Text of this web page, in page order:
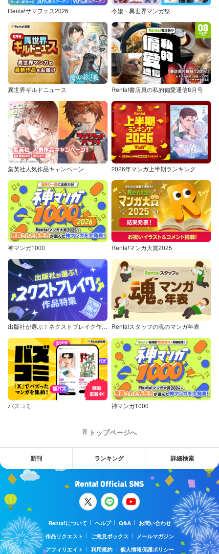
Renta!サマフェス2026 令嬢・異世界マンガ祭
異世界ギルドニュース Renta!書店員の私的偏愛通信8月号
集英社人気作品キャンペーン 2026年マンガ上半期ランキング
神マンガ1000 Renta!マンガ大賞2025
出版社が選ぶ！ネクストブレイク作品特集 Renta!スタッフの魂のマンガ年表
バズコミ 神マンガ1000
トップページへ
新刊 ランキング 詳細検索
Renta!について ヘルプ Q&A
お問い合わせ
作品リクエスト
ご意見ボックス
メールマガジン
アフィリエイト
利用規約 個人情報保護ポリシー